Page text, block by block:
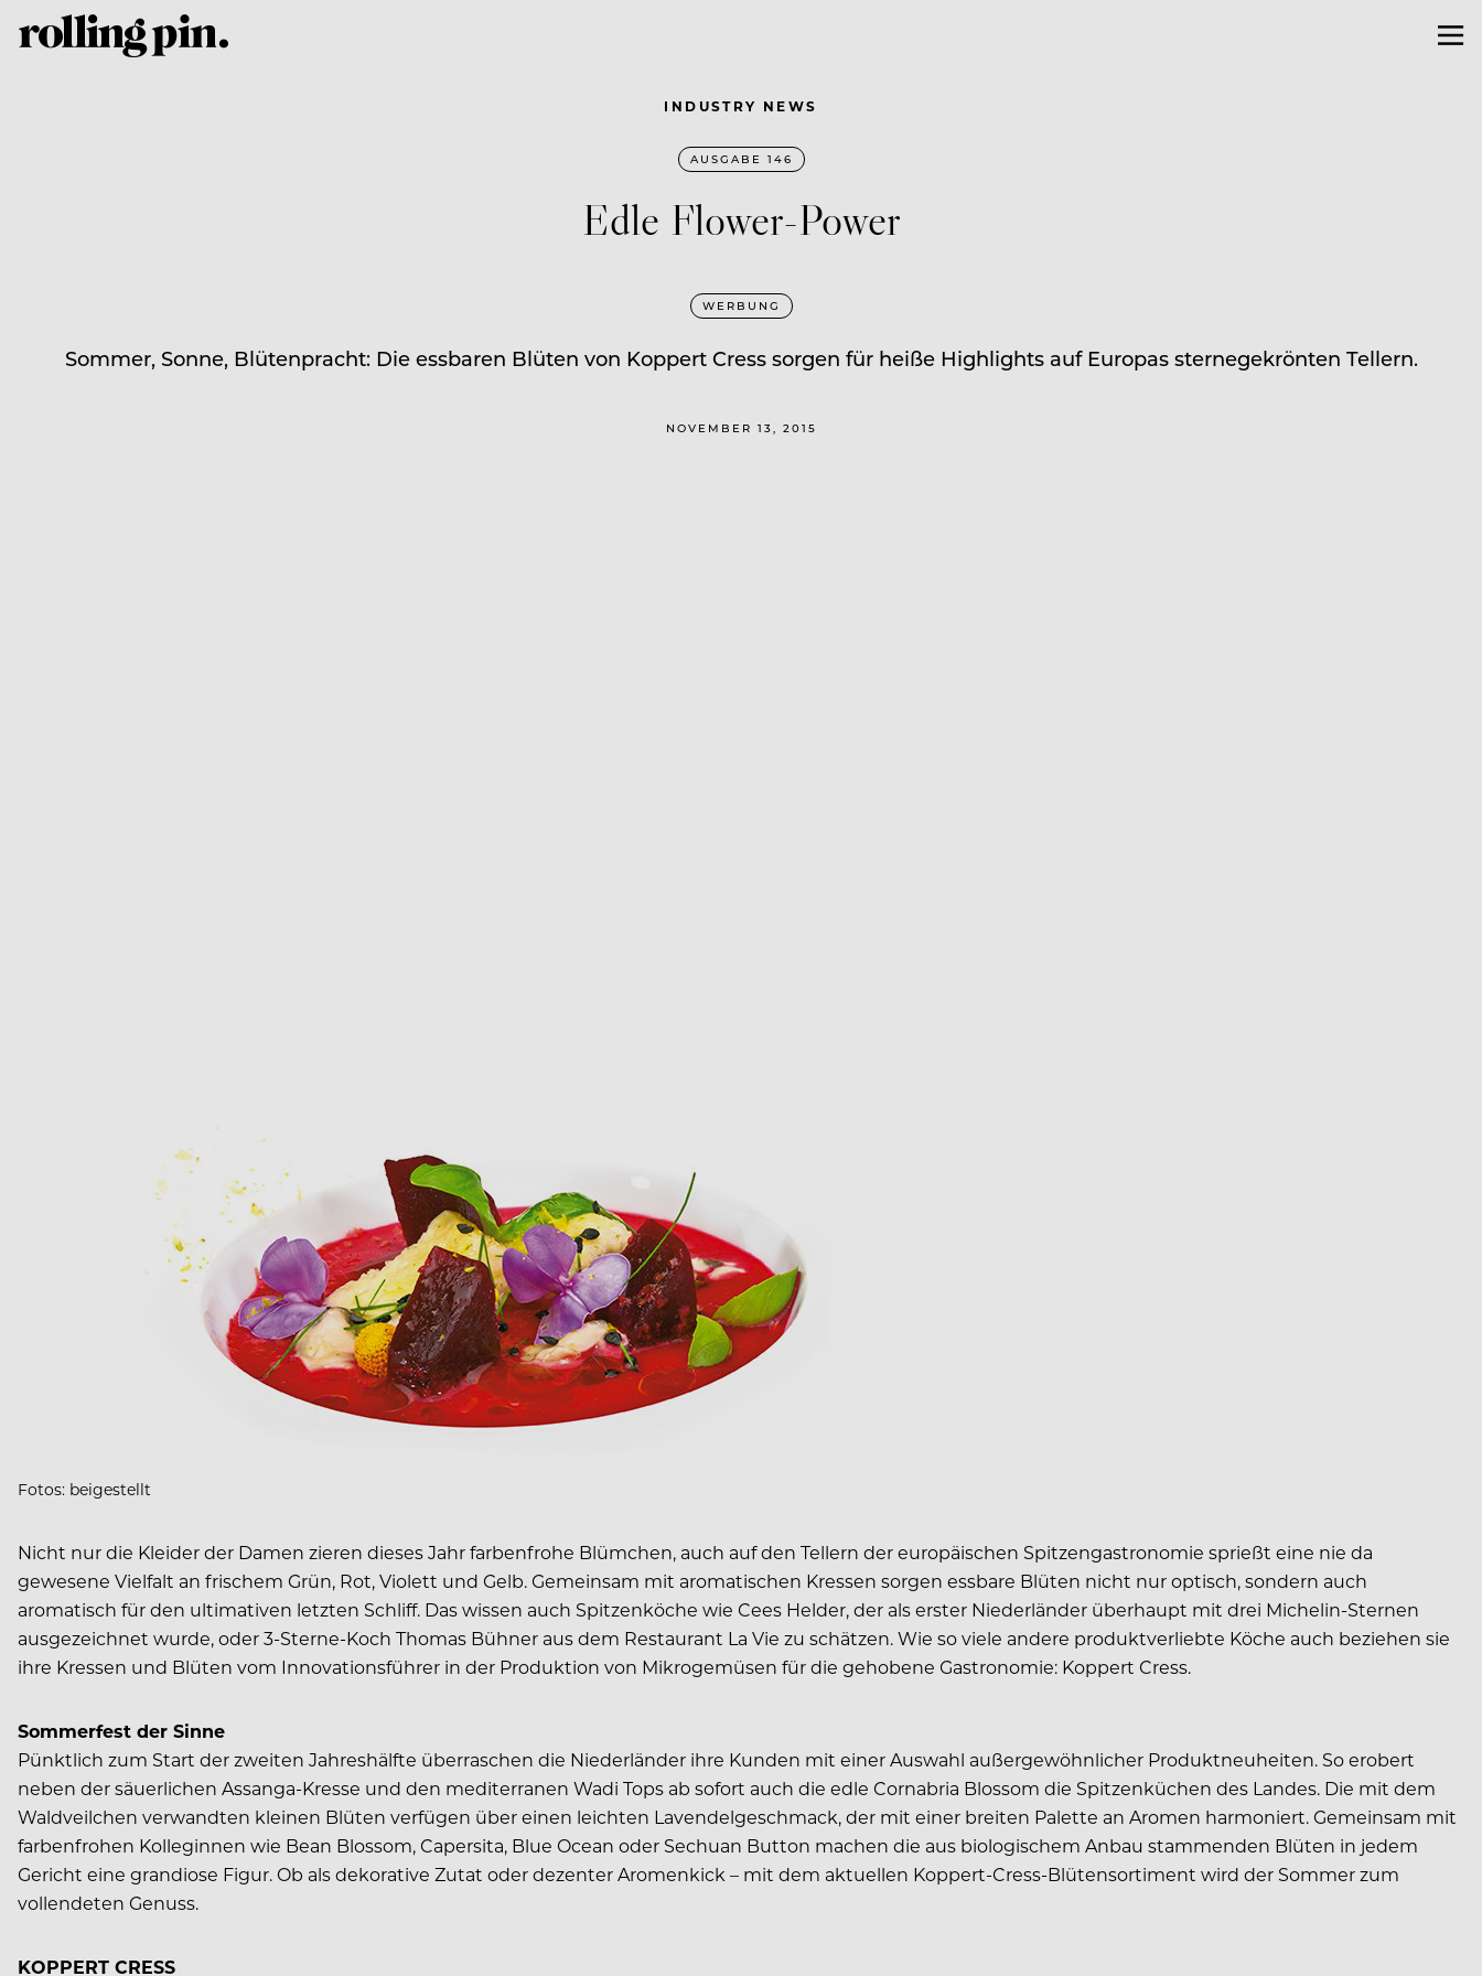
INDUSTRY NEWS
AUSGABE 146
Edle Flower-Power
WERBUNG
Sommer, Sonne, Blütenpracht: Die essbaren Blüten von Koppert Cress sorgen für heiße Highlights auf Europas sternegekrönten Tellern.
NOVEMBER 13, 2015
Fotos: beigestellt
Nicht nur die Kleider der Damen zieren dieses Jahr farbenfrohe Blümchen, auch auf den Tellern der europäischen Spitzengastronomie sprießt eine nie da
gewesene Vielfalt an frischem Grün, Rot, Violett und Gelb. Gemeinsam mit aromatischen Kressen sorgen essbare Blüten nicht nur optisch, sondern auch
aromatisch für den ultimativen letzten Schliff. Das wissen auch Spitzenköche wie Cees Helder, der als erster Niederländer überhaupt mit drei Michelin-Sternen
ausgezeichnet wurde, oder 3-Sterne-Koch Thomas Bühner aus dem Restaurant La Vie zu schätzen. Wie so viele andere produktverliebte Köche auch beziehen sie
ihre Kressen und Blüten vom Innovationsführer in der Produktion von Mikrogemüsen für die gehobene Gastronomie: Koppert Cress.
Sommerfest der Sinne
Pünktlich zum Start der zweiten Jahreshälfte überraschen die Niederländer ihre Kunden mit einer Auswahl außergewöhnlicher Produktneuheiten. So erobert
neben der säuerlichen Assanga-Kresse und den mediterranen Wadi Tops ab sofort auch die edle Cornabria Blossom die Spitzenküchen des Landes. Die mit dem
Waldveilchen verwandten kleinen Blüten verfügen über einen leichten Lavendelgeschmack, der mit einer breiten Palette an Aromen harmoniert. Gemeinsam mit
farbenfrohen Kolleginnen wie Bean Blossom, Capersita, Blue Ocean oder Sechuan Button machen die aus biologischem Anbau stammenden Blüten in jedem
Gericht eine grandiose Figur. Ob als dekorative Zutat oder dezenter Aromenkick – mit dem aktuellen Koppert-Cress-Blütensortiment wird der Sommer zum
vollendeten Genuss.
KOPPERT CRESS